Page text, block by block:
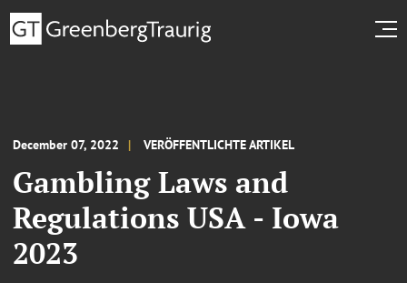
December 07, 2022 VERÖFFENTLICHTE ARTIKEL
Gambling Laws and
Regulations USA - Iowa
2023